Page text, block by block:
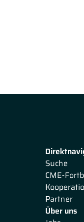
Suche
CME-
Partner
Über uns